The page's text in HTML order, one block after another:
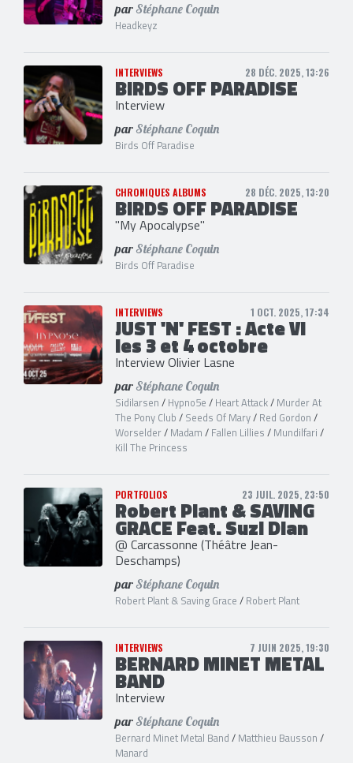
par Stéphane Coquin
Headkeyz
INTERVIEWS 28 DÉC. 2025, 13:26
BIRDS OFF PARADISE
Interview
par Stéphane Coquin
Birds Off Paradise
CHRONIQUES ALBUMS 28 DÉC. 2025, 13:20
BIRDS OFF PARADISE
"My Apocalypse"
par Stéphane Coquin
Birds Off Paradise
INTERVIEWS 1 OCT. 2025, 17:34
JUST 'N' FEST : Acte VI
les 3 et 4 octobre
Interview Olivier Lasne
par Stéphane Coquin
Sidilarsen / Hypno5e / Heart Attack/ Murder At
The Pony Club / Seeds Of Mary/ Red Gordon /
Worselder/ Madam / Fallen Lillies / Mundilfari /
Kill The Princess
PORTFOLIOS 23 JUIL. 2025, 23:50
Robert Plant & SAVING
GRACE Feat. Suzi Dian
@ Carcassonne (Théâtre Jean-
Deschamps)
par Stéphane Coquin
Robert Plant & Saving Grace / Robert Plant
INTERVIEWS 7 JUIN 2025, 19:30
BERNARD MINET METAL
BAND
Interview
par Stéphane Coquin
Bernard Minet Metal Band / Matthieu Bausson /
Manard